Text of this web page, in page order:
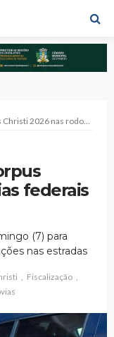
nas rodovias federais de Goiás
federais
(7) para
nas estradas
Fiscalização